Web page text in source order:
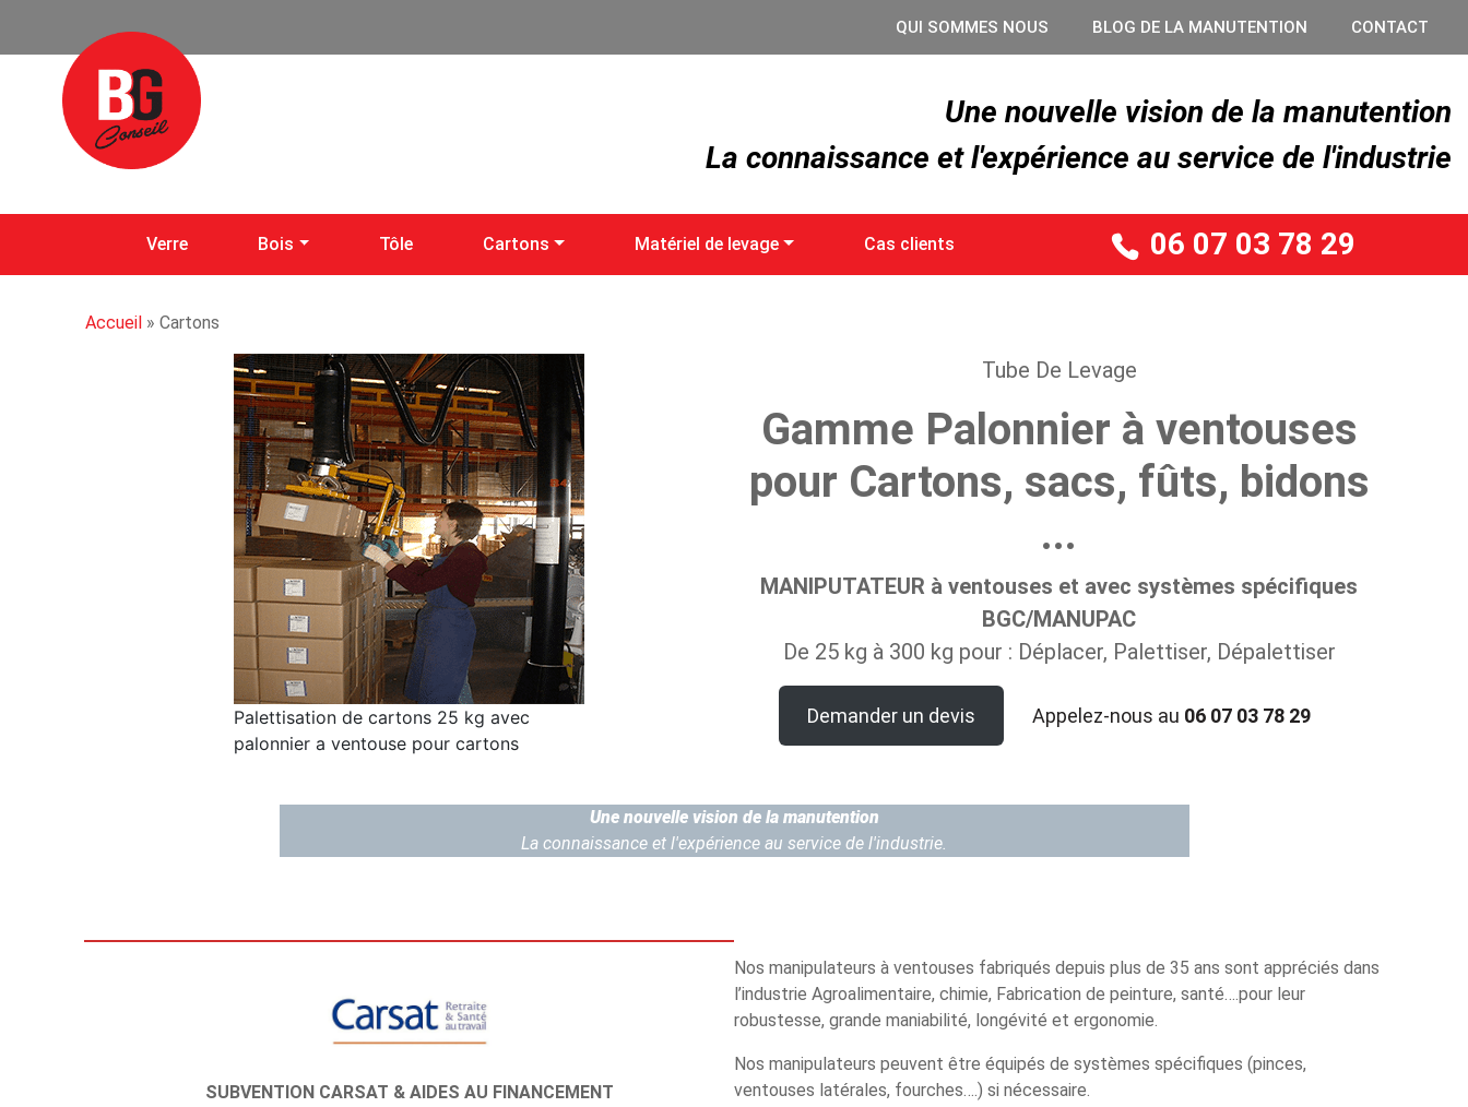
QUI SOMMES NOUS BLOG DE LA MANUTENTION CONTACT
Une nouvelle vision de la manutention
La connaissance et l'expérience au service de l'industrie
Verre Bois Tôle Cartons Matériel de levage Cas clients 06 07 03 78 29
Accueil » Cartons
Palettisation de cartons 25 kg avec
palonnier a ventouse pour cartons
Tube De Levage
Gamme Palonnier à ventouses
pour Cartons, sacs, fûts, bidons
...
MANIPUTATEUR à ventouses et avec systèmes spécifiques
BGC/MANUPAC
De 25 kg à 300 kg pour : Déplacer, Palettiser, Dépalettiser
Demander un devis Appelez-nous au 06 07 03 78 29
Une nouvelle vision de la manutention
La connaissance et l'expérience au service de l'industrie.
SUBVENTION CARSAT & AIDES AU FINANCEMENT
Nos manipulateurs à ventouses fabriqués depuis plus de 35 ans sont appréciés dans
l’industrie Agroalimentaire, chimie, Fabrication de peinture, santé….pour leur
robustesse, grande maniabilité, longévité et ergonomie.
Nos manipulateurs peuvent être équipés de systèmes spécifiques (pinces,
ventouses latérales, fourches….) si nécessaire.